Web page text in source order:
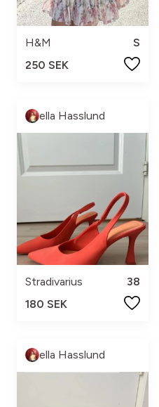
H&M
S
250 SEK
ella Hasslund
Stradivarius
38
180 SEK
ella Hasslund